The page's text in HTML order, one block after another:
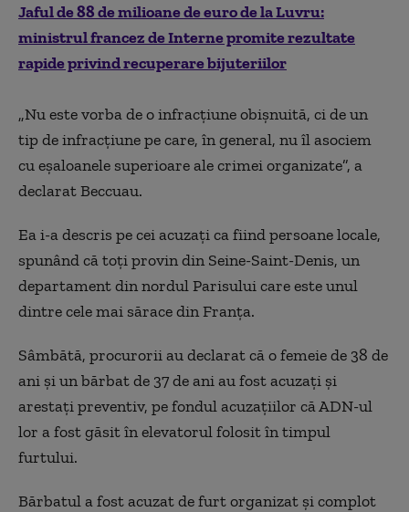
Jaful de 88 de milioane de euro de la Luvru:
ministrul francez de Interne promite rezultate
rapide privind recuperare bijuteriilor
„Nu este vorba de o infracţiune obişnuită, ci de un
tip de infracţiune pe care, în general, nu îl asociem
cu eşaloanele superioare ale crimei organizate”, a
declarat Beccuau.
Ea i-a descris pe cei acuzaţi ca fiind persoane locale,
spunând că toţi provin din Seine-Saint-Denis, un
departament din nordul Parisului care este unul
dintre cele mai sărace din Franţa.
Sâmbătă, procurorii au declarat că o femeie de 38 de
ani şi un bărbat de 37 de ani au fost acuzaţi şi
arestaţi preventiv, pe fondul acuzaţiilor că ADN-ul
lor a fost găsit în elevatorul folosit în timpul
furtului.
Bărbatul a fost acuzat de furt organizat şi complot